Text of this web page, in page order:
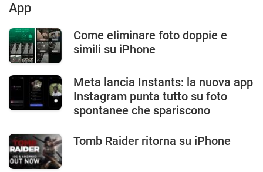
App
Come eliminare foto doppie e
simili su iPhone
Meta lancia Instants: la nuova app
Instagram punta tutto su foto
spontanee che spariscono
Tomb Raider ritorna su iPhone